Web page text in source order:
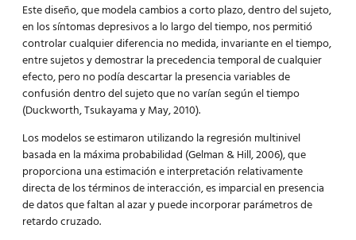
Este diseño, que modela cambios a corto plazo, dentro del sujeto,
en los síntomas depresivos a lo largo del tiempo, nos permitió
controlar cualquier diferencia no medida, invariante en el tiempo,
entre sujetos y demostrar la precedencia temporal de cualquier
efecto, pero no podía descartar la presencia variables de
confusión dentro del sujeto que no varían según el tiempo
(Duckworth, Tsukayama y May, 2010).
Los modelos se estimaron utilizando la regresión multinivel
basada en la máxima probabilidad (Gelman & Hill, 2006), que
proporciona una estimación e interpretación relativamente
directa de los términos de interacción, es imparcial en presencia
de datos que faltan al azar y puede incorporar parámetros de
retardo cruzado.